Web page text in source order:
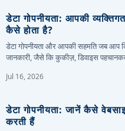
डेटा गोपनीयता: आपकी
कैसे होता है?
डेटा गोपनीयता और आपकी सहमति जब आप
जानकारी, जैसे कि कुकीज़, डिवाइस
Jul 16, 2026
डेटा गोपनीयता: जानें कैसे
करती हैं